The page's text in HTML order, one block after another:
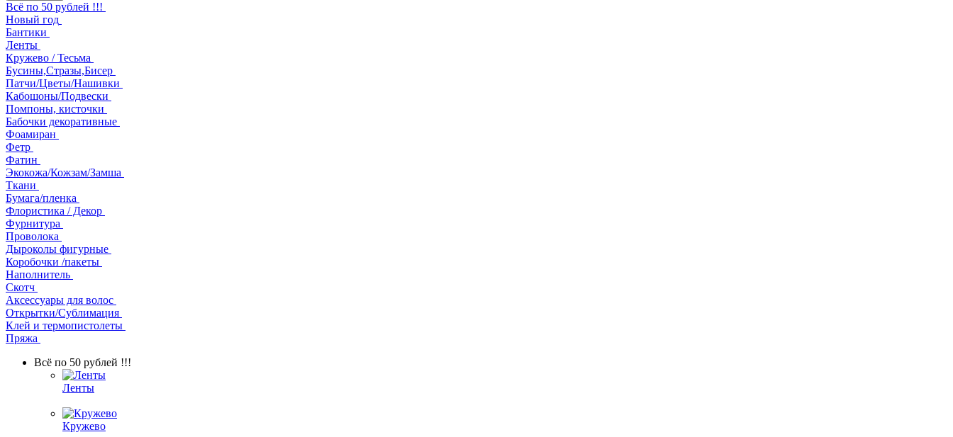
Всё по 50 рублей !!!
Новый год
Бантики
Ленты
Кружево / Тесьма
Бусины,Стразы,Бисер
Патчи/Цветы/Нашивки
Кабошоны/Подвески
Помпоны, кисточки
Бабочки декоративные
Фоамиран
Фетр
Фатин
Экокожа/Кожзам/Замша
Ткани
Бумага/пленка
Флористика / Декор
Фурнитура
Проволока
Дыроколы фигурные
Коробочки /пакеты
Наполнитель
Скотч
Аксессуары для волос
Открытки/Сублимация
Клей и термопистолеты
Пряжа
Всё по 50 рублей !!!
Ленты
Кружево